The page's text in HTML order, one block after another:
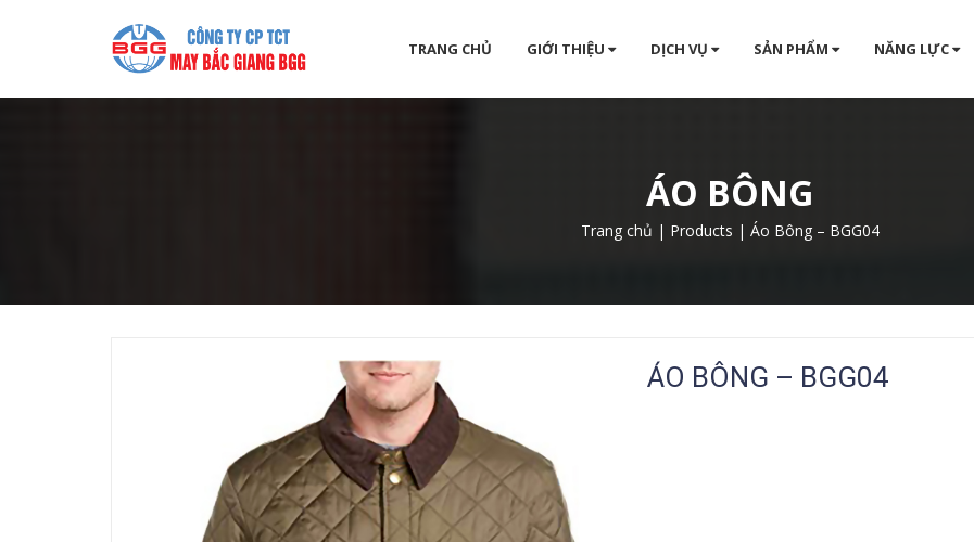
TRANG CHỦ GIỚI THIỆU DỊCH VỤ SẢN PHẨM NĂNG LỰC
ÁO BÔNG
Trang chủ | Products | Áo Bông – BGG04
ÁO BÔNG – BGG04